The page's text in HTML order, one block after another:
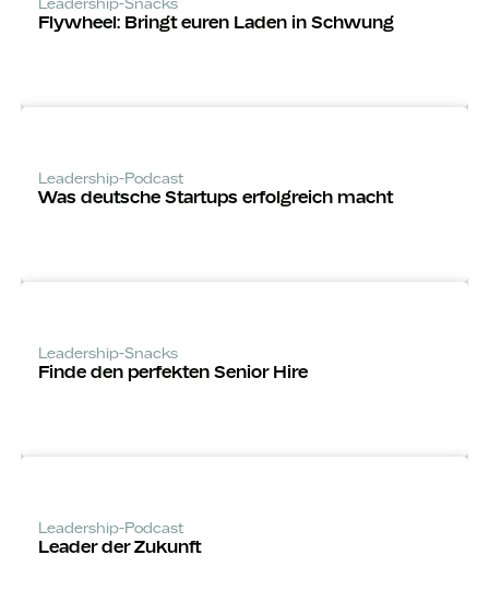
Flywheel: Bringt euren Laden in Schwung
Leadership-Podcast
Was deutsche Startups erfolgreich macht
Leadership-Snacks
Finde den perfekten Senior Hire
Leadership-Podcast
Leader der Zukunft